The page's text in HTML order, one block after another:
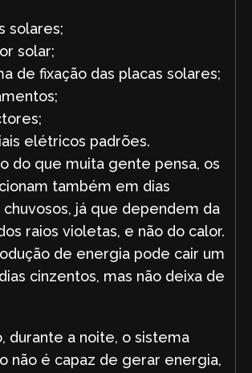
solares;
solar;
de fixação das placas solares;
elétricos padrões.
do que muita gente pensa, os
também em dias
chuvosos, já que dependem da
raios violetas, e não do calor.
de energia pode cair um
cinzentos, mas não deixa de
durante a noite, o sistema
não é capaz de gerar energia,